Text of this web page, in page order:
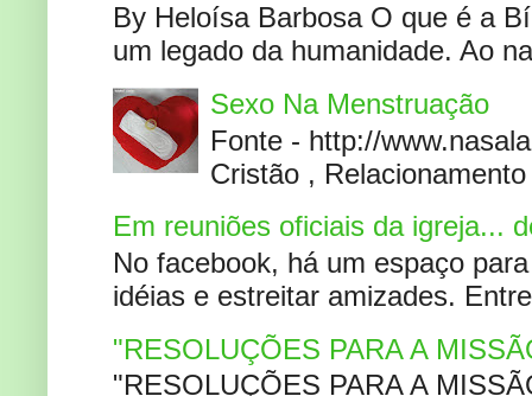
By Heloísa Barbosa O que é a
um legado da humanidade. Ao
Sexo Na Menstruação
Fonte - http://
Cristão ,
Em reuniões oficiais da igreja...
No facebook, há um espaço
idéias e estreitar amizades.
"RESOLUÇÕES PARA A
"RESOLUÇÕES PARA A